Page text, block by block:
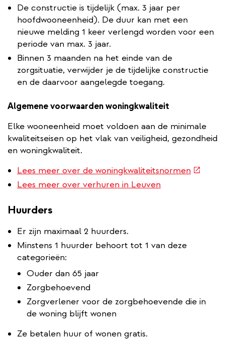
De constructie is tijdelijk (max. 3 jaar per
hoofdwooneenheid). De duur kan met een
nieuwe melding 1 keer verlengd worden voor een
periode van max. 3 jaar.
Binnen 3 maanden na het einde van de
zorgsituatie, verwijder je de tijdelijke constructie
en de daarvoor aangelegde toegang.
Algemene voorwaarden woningkwaliteit
Elke wooneenheid moet voldoen aan de minimale
kwaliteitseisen op het vlak van veiligheid, gezondheid
en woningkwaliteit.
Lees meer over de woningkwaliteitsnormen (externe
Lees meer over verhuren in Leuven
Huurders
Er zijn maximaal 2 huurders.
Minstens 1 huurder behoort tot 1 van deze
categorieën:
Ouder dan 65 jaar
Zorgbehoevend
Zorgverlener voor de zorgbehoevende die in
de woning blijft wonen
Ze betalen huur of wonen gratis.